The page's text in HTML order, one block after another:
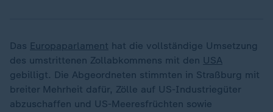
Das Europaparlament hat die vollständige Umsetzung
des umstrittenen Zollabkommens mit den USA
gebilligt. Die Abgeordneten stimmten in Straßburg mit
breiter Mehrheit dafür, Zölle auf US-Industriegüter
abzuschaffen und US-Meeresfrüchten sowie